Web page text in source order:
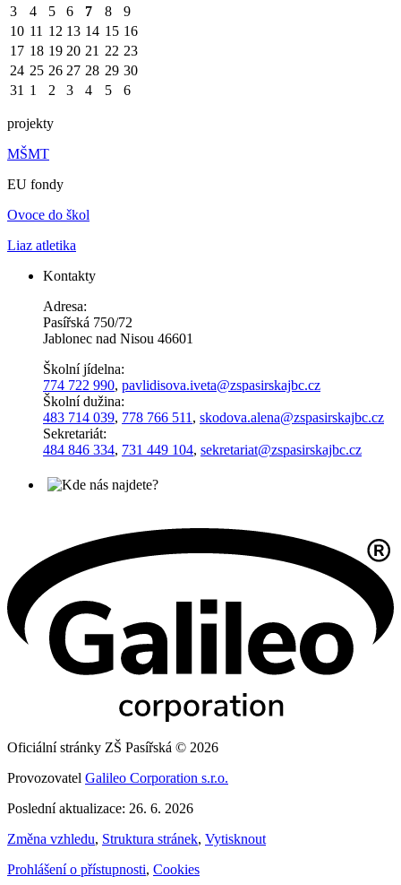
3
4 5 6 7 8
9
10 11 12 13 14 15 16
17 18 19 20 21 22 23
24 25 26 27 28 29 30
31 1 2 3 4 5 6
projekty
MŠMT
EU fondy
Ovoce do škol
Liaz atletika
Kontakty
Adresa:
Pasířská 750/72
Jablonec nad Nisou 46601
Školní jídelna:
774 722 990, pavlidisova.iveta@zspasirskajbc.cz
Školní dužina:
483 714 039, 778 766 511 , skodova.alena@zspasirskajbc.cz
Sekretariát:
484 846 334, 731 449 104, sekretariat@zspasirskajbc.cz
Oficiální stránky ZŠ Pasířská © 2026
Provozovatel Galileo Corporation s.r.o.
Poslední aktualizace: 26. 6. 2026
Změna vzhledu, Struktura stránek, Vytisknout
Prohlášení o přístupnosti, Cookies